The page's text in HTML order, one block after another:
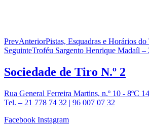
PrevAnteriorPistas, Esquadras e Horários
SeguinteTroféu Sargento Henrique Madaíl –
Sociedade de Tiro N.º 2
Rua General Ferreira Martins, n.º 10 - 8ºC
Tel. – 21 778 74 32 | 96 007 07 32
Facebook Instagram